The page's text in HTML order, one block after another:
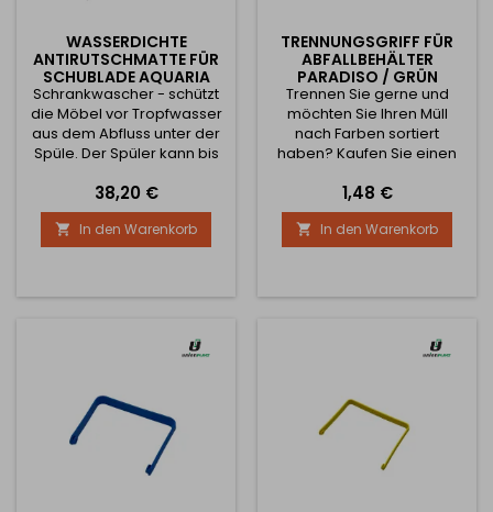
WASSERDICHTE
ANTIRUTSCHMATTE FÜR
SCHUBLADE AQUARIA
1200 X 600 MM / GRAU
Schrankwascher - schützt
die Möbel vor Tropfwasser
aus dem Abfluss unter der
Spüle. Der Spüler kann bis
erreichen. Die
Unterlegscheibe lässt sich
sehr einfach auf die
gewünschten Bedürfnisse
zuschneiden. Die Größe
Preis
38,20 €
 In den Warenkorb
TRENNUNGSGRIFF FÜR
ABFALLBEHÄLTER
PARADISO / GRÜN
Trennen Sie gerne und
möchten Sie Ihren Müll
nach Farben sortiert
haben? Kaufen Sie einen
Mülleimer, um Ihren Müll
richtig zu sortieren.
Preis
1,48 €
 In den Warenkorb